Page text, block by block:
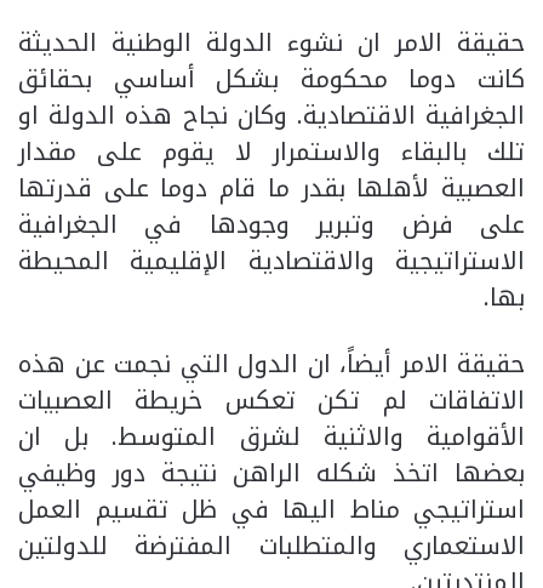
حقيقة الامر ان نشوء الدولة الوطنية الحديثة
كانت دوما محكومة بشكل أساسي بحقائق
الجغرافية الاقتصادية. وكان نجاح هذه الدولة او
تلك بالبقاء والاستمرار لا يقوم على مقدار
العصبية لأهلها بقدر ما قام دوما على قدرتها
على فرض وتبرير وجودها في الجغرافية
الاستراتيجية والاقتصادية الإقليمية المحيطة
بها.
حقيقة الامر أيضاً، ان الدول التي نجمت عن هذه
الاتفاقات لم تكن تعكس خريطة العصبيات
الأقوامية والاثنية لشرق المتوسط. بل ان
بعضها اتخذ شكله الراهن نتيجة دور وظيفي
استراتيجي مناط اليها في ظل تقسيم العمل
الاستعماري والمتطلبات المفترضة للدولتين